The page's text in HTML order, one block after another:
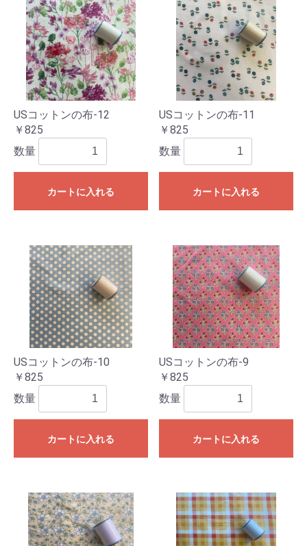
USコットンの布-12
￥825
数量
カートに入れる
USコットンの布-11
￥825
数量
カートに入れる
USコットンの布-10
￥825
数量
カートに入れる
USコットンの布-9
￥825
数量
カートに入れる